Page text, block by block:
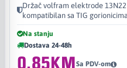
Držač volfram elektrode
kompatibilan sa TIG
Na stanju
Dostava 24-48h
Sa PDV-om